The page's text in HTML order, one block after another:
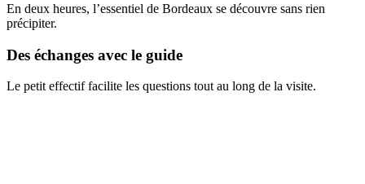
En deux heures, l’essentiel de Bordeaux se découvre sans rien
précipiter.
Des échanges avec le guide
Le petit effectif facilite les questions tout au long de la visite.